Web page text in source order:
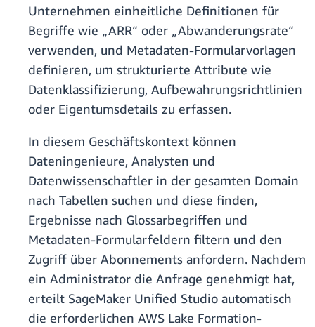
Unternehmen einheitliche Definitionen für
Begriffe wie „ARR“ oder „Abwanderungsrate“
verwenden, und Metadaten-Formularvorlagen
definieren, um strukturierte Attribute wie
Datenklassifizierung, Aufbewahrungsrichtlinien
oder Eigentumsdetails zu erfassen.
In diesem Geschäftskontext können
Dateningenieure, Analysten und
Datenwissenschaftler in der gesamten Domain
nach Tabellen suchen und diese finden,
Ergebnisse nach Glossarbegriffen und
Metadaten-Formularfeldern filtern und den
Zugriff über Abonnements anfordern. Nachdem
ein Administrator die Anfrage genehmigt hat,
erteilt SageMaker Unified Studio automatisch
die erforderlichen AWS Lake Formation-